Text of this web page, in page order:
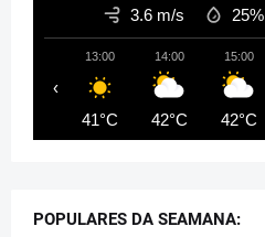
3.6 m/s 25%
13:00
41°C
14:00
42°C
15:00
42°C
‹
POPULARES DA SEAMANA: